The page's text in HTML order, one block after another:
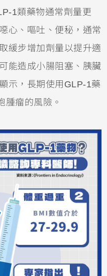
1類藥物通常劑量更
心、嘔吐、便秘，通常
緩步增加劑量以提升適
能造成小腸阻塞、胰臟
示，長期使用GLP-1藥
腫瘤的風險。